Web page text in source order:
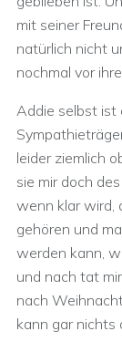
mit seiner
natürlich nicht
nochmal vor
Addie selbst ist
leider ziemlich
sie mir doch
wenn klar wird,
gehören und
werden kann,
und nach tat
nach
kann gar nichts